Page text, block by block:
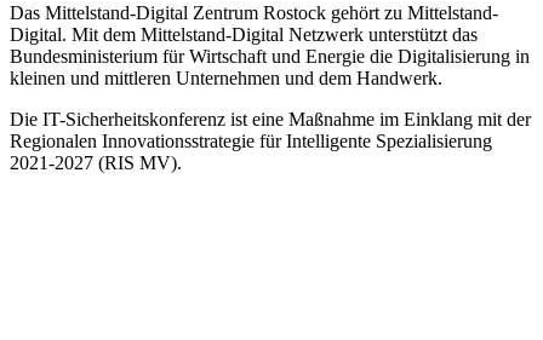
Das Mittelstand-Digital Zentrum Rostock gehört zu Mittelstand-
Digital. Mit dem Mittelstand-Digital Netzwerk unterstützt das
Bundesministerium für Wirtschaft und Energie die Digitalisierung in
kleinen und mittleren Unternehmen und dem Handwerk.
Die IT-Sicherheitskonferenz ist eine Maßnahme im Einklang mit der
Regionalen Innovationsstrategie für Intelligente Spezialisierung
2021-2027 (RIS MV).